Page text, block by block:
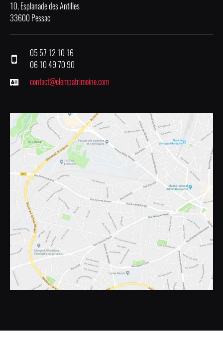
10, Esplanade des Antilles
33600 Pessac
05 57 12 10 16
06 10 49 70 90
contact@clempatrimoine.com